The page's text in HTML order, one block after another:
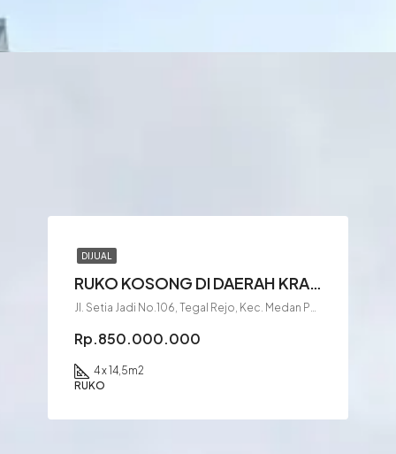
DIJUAL
RUKO KOSONG DI DAERAH KRAKATAU
Jl. Setia Jadi No.106, Tegal Rejo, Kec. Medan Perjuangan, Kota Medan, Sumatera Utara 20222
Rp.850.000.000
4 x 14,5m2
RUKO